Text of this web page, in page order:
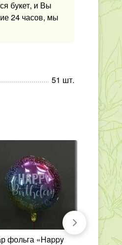
букет, и Вы
24 часов, мы
51 шт.